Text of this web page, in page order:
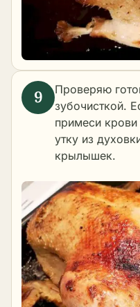
Проверяю
зубочисткой.
примеси
утку из
крылышек.